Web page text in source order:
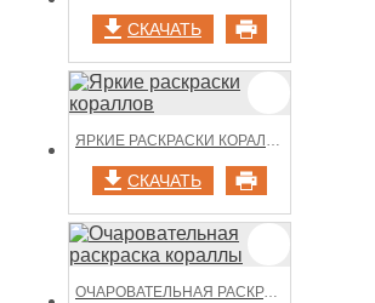
СКАЧАТЬ
ЯРКИЕ РАСКРАСКИ КОРАЛЛОВ
СКАЧАТЬ
ОЧАРОВАТЕЛЬНАЯ РАСКРАСКА КОРАЛЛЫ